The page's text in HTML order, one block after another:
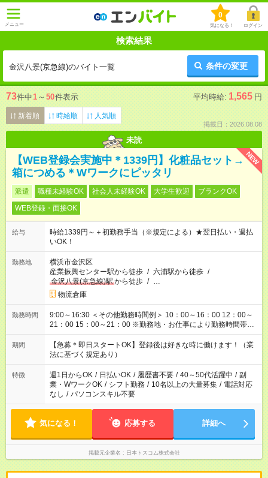
メニュー
0
気になる！ ログイン
検索結果
金沢八景(京急線)のバイト一覧 条件の変更
73件中1 ～ 50件表示 平均時給: 1,565 円
新着順 時給順 人気順
掲載日：2026.08.08
未読
NEW
【WEB登録会実施中＊1339円】化粧品セット→
箱につめる＊Wワークにピッタリ
派遣 職種未経験OK 社会人未経験OK 大学生歓迎
ブランクOK
WEB登録・面接OK
給与
時給1339円～＋初勤務手当（※規定による）★翌日払い・週払
いOK！
勤務地
横浜市金沢区
産業振興センター駅から徒歩 / 六浦駅から徒歩 /
金沢八景(京急線)駅から徒歩 / …
物流倉庫
勤務時間
9:00～16:30 ＜その他勤務時間例＞ 10：00～16：00 12：00～
21：00 15：00～21：00 ※勤務地・お仕事により勤務時間帯は
異なります。
期間
【急募＊即日スタートOK】登録後は好きな時に働けます！（業
法に基づく規定あり）
特徴 週1日からOK / 日払いOK / 履歴書不要 / 40～50代活躍中 / 副
業・WワークOK / シフト勤務 / 10名以上の大量募集 / 電話対応
なし / パソコンスキル不要
気になる！ 応募する 詳細へ
掲載元企業名 日本トスコム株式会社